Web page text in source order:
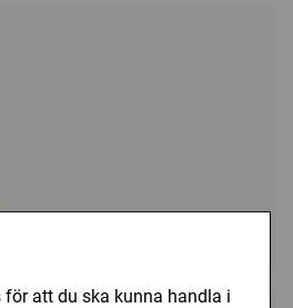
för att du ska kunna handla i